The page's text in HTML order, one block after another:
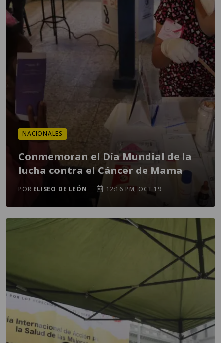
NACIONALES
Conmemoran el Día Mundial de la
lucha contra el Cáncer de Mama
POR ELISEO DE LEÓN 12:16 PM, OCT 19